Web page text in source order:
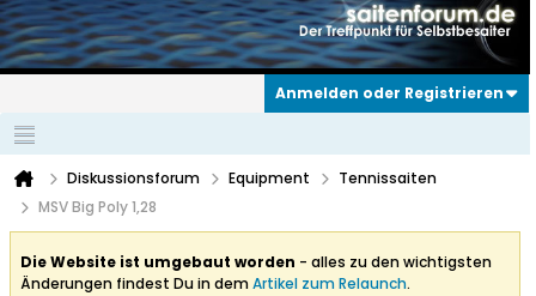
Anmelden oder Registrieren
Diskussionsforum Equipment
Tennissaiten
MSV Big Poly 1,28
Die Website ist umgebaut worden - alles zu den wichtigsten
Änderungen findest Du in demArtikel zum Relaunch.